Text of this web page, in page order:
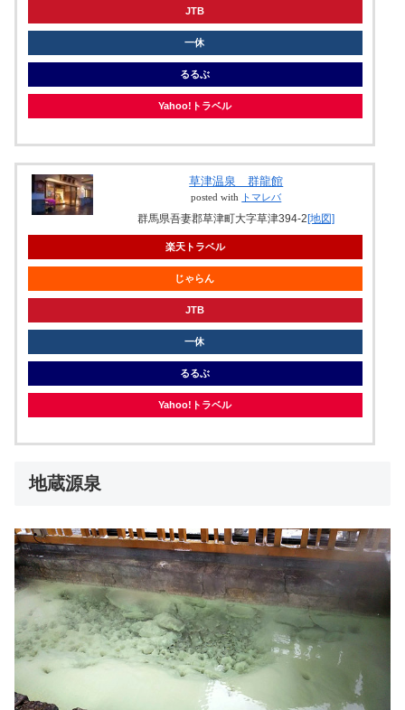
JTB
一休
るるぶ
Yahoo!トラベル
草津温泉 群龍館
posted with トマレバ
群馬県吾妻郡草津町大字草津394-2[地図]
楽天トラベル
じゃらん
JTB
一休
るるぶ
Yahoo!トラベル
地蔵源泉